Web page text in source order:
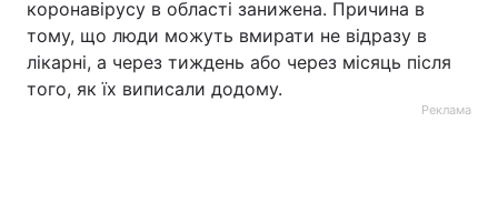
коронавірусу в області занижена. Причина в
тому, що люди можуть вмирати не відразу в
лікарні, а через тиждень або через місяць після
того, як їх виписали додому.
Реклама